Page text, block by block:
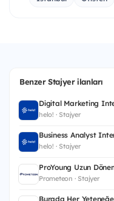
Benzer Stajyer ilanları
Digital Marketing
helo! · Stajyer
Business Analyst
helo! · Stajyer
ProYoung Uzun
Prometeon · Stajyer
Burada Her